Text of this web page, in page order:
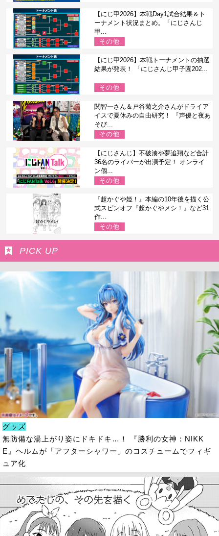
【にじ甲2026】本戦Day1試合結果＆ト
ーナメント状況まとめ。「にじさんじ
甲...
その他
【にじ甲2026】本戦トーナメントの抽選
結果が発表！ 「にじさんじ甲子園202...
その他
関智一さん＆戸谷菊之介さんがドライア
イスで夏休みの自由研究！ 『声優と夜あ
そび...
その他
【にじさんじ】不破湊や夢追翔など合計
36名のライバーが出演予定！ オンライ
ン個...
その他
『超かぐや姫！』本編の10年後を描く公
式スピンオフ『超かぐやメシ！』など31
作...
その他
PICK UP
グッズ
無防備な湯上がり姿にドキドキ…！ 『勝利の女神：NIKK
E』ヘルムが「アフターシャワー」のコスチュームでフィギ
ュア化